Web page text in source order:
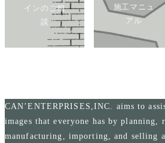
インのご相
談
施工マニュ
アル
CAN’ENTERPRISES,INC. aims to
images that everyone has by planning,
manufacturing, importing, and selling